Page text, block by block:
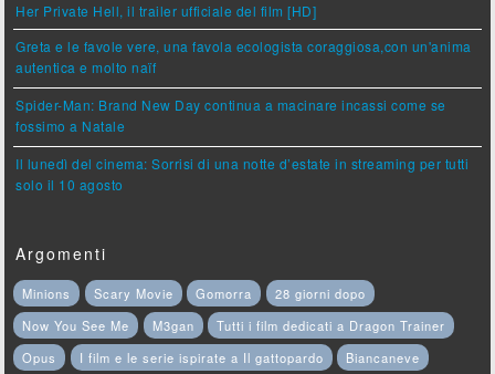
Her Private Hell, il trailer ufficiale del film [HD]
Greta e le favole vere, una favola ecologista coraggiosa,con un'anima
autentica e molto naïf
Spider-Man: Brand New Day continua a macinare incassi come se
fossimo a Natale
Il lunedì del cinema: Sorrisi di una notte d’estate in streaming per tutti
solo il 10 agosto
Argomenti
Minions Scary Movie Gomorra
28 giorni dopo
Now You See Me
M3gan
Tutti i film dedicati a Dragon Trainer
Opus
I film e le serie ispirate a Il gattopardo
Biancaneve